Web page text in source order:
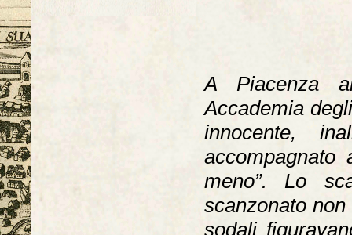
A Piacenza
Accademia
innocente,
accompagnato
meno”. Lo
scanzonato
sodali